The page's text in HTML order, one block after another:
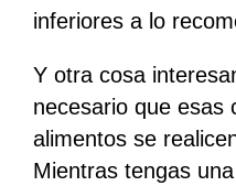
inferiores a lo
Y otra cosa
necesario que esas
alimentos se
Mientras tengas